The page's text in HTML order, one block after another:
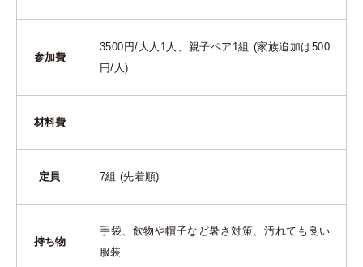
参加費
3500円/大人1人、親子ペア1組 (家族追加は500
円/人)
材料費 -
定員 7組 (先着順)
持ち物
手袋、飲物や帽子など暑さ対策、汚れても良い
服装